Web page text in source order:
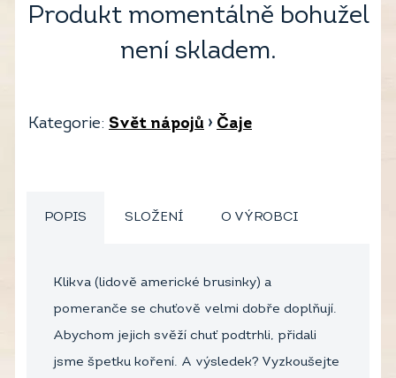
Produkt momentálně bohužel
není skladem.
Kategorie: Svět nápojů › Čaje
POPIS SLOŽENÍ O VÝROBCI
Klikva (lidově americké brusinky) a
pomeranče se chuťově velmi dobře doplňují.
Abychom jejich svěží chuť podtrhli, přidali
jsme špetku koření. A výsledek? Vyzkoušejte